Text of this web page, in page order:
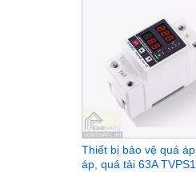
Thiết bị bảo vệ quá
áp, quá tải 63A